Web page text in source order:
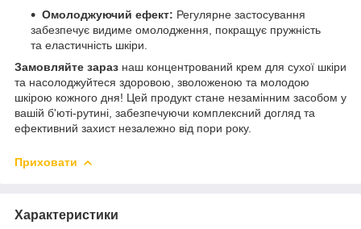
Омолоджуючий ефект: Регулярне застосування
забезпечує видиме омолодження, покращує пружність
та еластичність шкіри.
Замовляйте зараз наш концентрований крем для сухої шкіри
та насолоджуйтеся здоровою, зволоженою та молодою
шкірою кожного дня! Цей продукт стане незамінним засобом у
вашій б'юті-рутині, забезпечуючи комплексний догляд та
ефективний захист незалежно від пори року.
Приховати
Характеристики